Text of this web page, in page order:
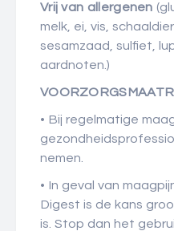
Vrij van allergenen
melk, ei, vis,
sesamzaad, sulfiet,
aardnoten.)
• Bij regelmatige
nemen.
• In geval van
Digest is de kans
is. Stop dan het